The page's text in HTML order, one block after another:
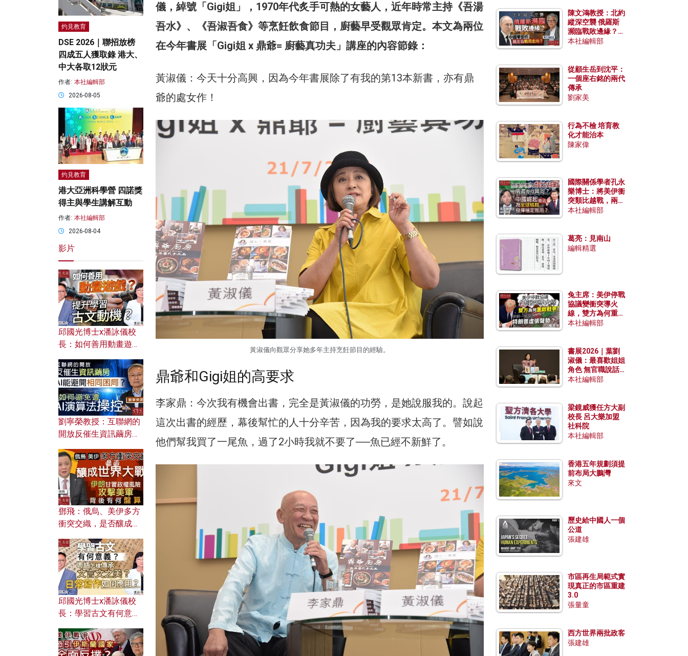
儀，綽號「Gigi姐」，1970年代炙手可熱的女藝人，近年時常主持《吾湯
吾水》、《吾淑吾食》等烹飪飲食節目，廚藝早受觀眾肯定。本文為兩位
在今年書展「Gigi姐 x 鼎爺= 廚藝真功夫」講座的內容節錄：
黃淑儀：今天十分高興，因為今年書展除了有我的第13本新書，亦有鼎
爺的處女作！
黃淑儀向觀眾分享她多年主持烹飪節目的經驗。
鼎爺和Gigi姐的高要求
李家鼎：今次我有機會出書，完全是黃淑儀的功勞，是她說服我的。說起
這次出書的經歷，幕後幫忙的人十分辛苦，因為我的要求太高了。譬如說
他們幫我買了一尾魚，過了2小時我就不要了──魚已經不新鮮了。
灼見教育
DSE 2026｜聯招放榜
四成五人獲取錄 港大、
中大各取12狀元
作者: 本社編輯部
2026-08-05
灼見教育
港大亞洲科學營 四諾獎
得主與學生講解互動
作者: 本社編輯部
2026-08-04
影片
邱國光博士x潘詠儀校
長：如何善用動畫遊戲
劉寧榮教授：互聯網的
開放反催生資訊繭房，
何避免遭AI演算法操
控？
鄧飛：俄烏、美伊多方
衝突交織，是否釀成世
風險攻擊美軍，背後有
何盤算？
邱國光博士x潘詠儀校
長：學習古文有何意
文之美？ 日常寫作如何
應用？
陳文鴻教授：北約
縱深空襲 俄羅斯
瀕臨戰敗邊緣？中
國零部件能左右戰
本社編輯部
從顧生岳到沈平：
一個座右銘的兩代
傳承
劉家美
行為不檢 培育教
化才能治本
陳家偉
國際關係學者孔永
樂博士：將美伊衝
突類比越戰，兩者
有何異同？中國崛
本社編輯部
葛亮：見南山
編輯精選
兔主席：美伊停戰
協議變衝突導火
線，雙方為何重啟
戰爭？伊朗一早洞
本社編輯部
書展2026｜葉劉
淑儀：最喜歡姐姐
角色 無官職說話
包袱少
本社編輯部
梁鏡威獲任方大副
校長 呂大樂加盟
社科院
本社編輯部
香港五年規劃須提
前布局大鵬灣
來文
歷史給中國人一個
公道
張建雄
市區再生局範式實
現真正的市區重建
3.0
張量童
西方世界兩批政客
張建雄